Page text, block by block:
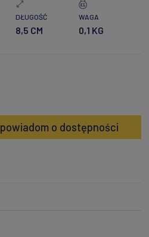
DŁUGOŚĆ
8,5 CM
WAGA
0,1 KG
powiadom o dostępności